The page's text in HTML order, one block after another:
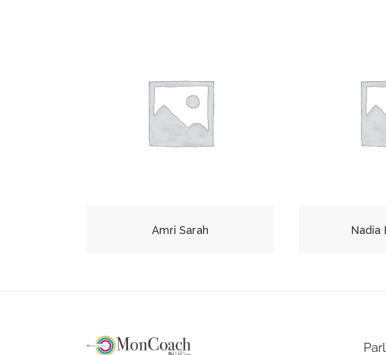
Amri Sarah Nadia